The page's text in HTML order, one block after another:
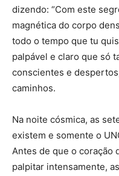
dizendo: “Com este
magnética do corpo
todo o tempo que tu
palpável e claro que só
conscientes e
caminhos.
Na noite cósmica, as
existem e somente o
Antes de que o coração
palpitar intensamente,